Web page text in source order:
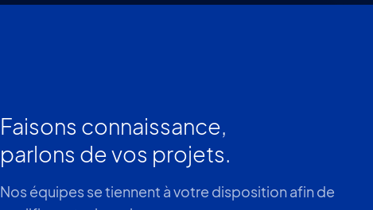
Faisons connaissance,
parlons de vos projets.
Nos équipes se tiennent à votre disposition afin de